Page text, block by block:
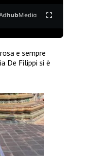
hubMedia
e sempre
De Filippi si è